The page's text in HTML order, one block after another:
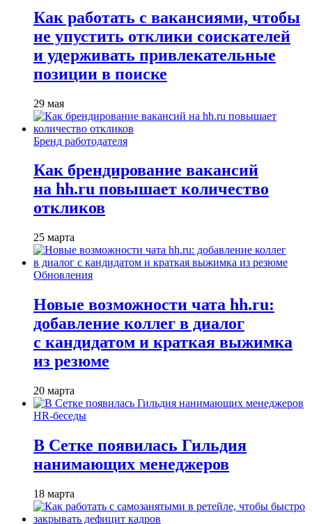
Как работать с вакансиями, чтобы
не упустить отклики соискателей
и удерживать привлекательные
позиции в поиске
29 мая
Бренд работодателя
Как брендирование вакансий
на hh.ru повышает количество
откликов
25 марта
Обновления
Новые возможности чата hh.ru:
добавление коллег в диалог
с кандидатом и краткая выжимка
из резюме
20 марта
HR-беседы
В Сетке появилась Гильдия
нанимающих менеджеров
18 марта